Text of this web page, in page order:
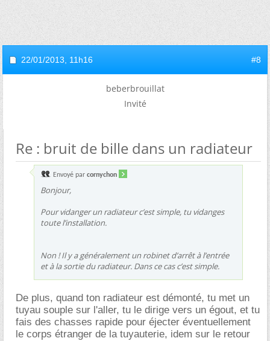
22/01/2013, 11h16 #8
beberbrouillat
Invité
Re : bruit de bille dans un radiateur
Envoyé par cornychon
Bonjour,
Pour vidanger un radiateur c’est simple, tu vidanges
toute l’installation.
Non ! Il y a généralement un robinet d’arrêt à l’entrée
et à la sortie du radiateur. Dans ce cas c’est simple.
De plus, quand ton radiateur est démonté, tu met un
tuyau souple sur l'aller, tu le dirige vers un égout, et tu
fais des chasses rapide pour éjecter éventuellement
le corps étranger de la tuyauterie, idem sur le retour